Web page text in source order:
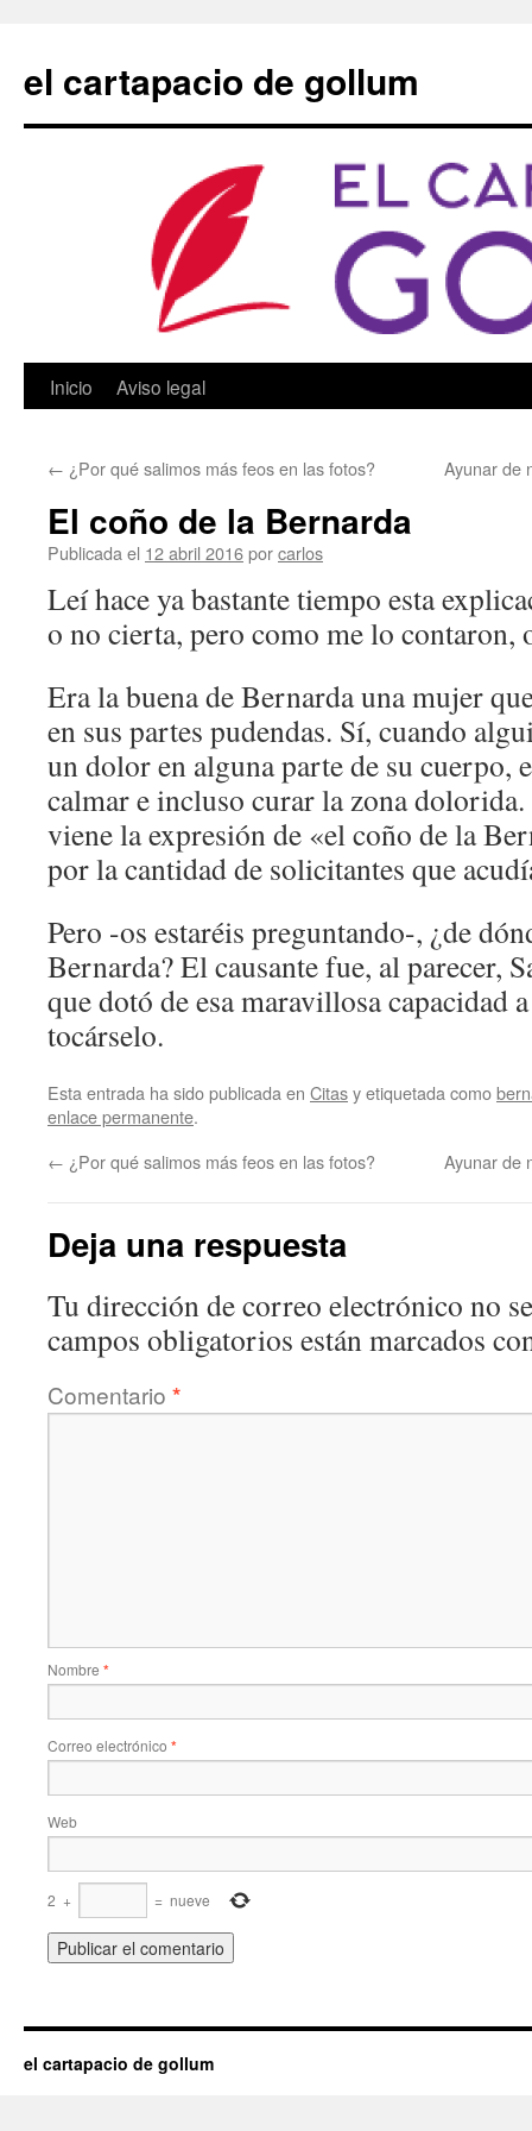
contenido
el cartapacio de gollum
Inicio Aviso legal
← ¿Por qué salimos más feos en las fotos? Ayunar de
El coño de la Bernarda
Publicada el 12 abril 2016porcarlos
Leí hace ya bastante tiempo esta
o no cierta, pero como me lo contaron,
Era la buena de Bernarda una mujer
en sus partes pudendas. Sí, cuando
un dolor en alguna parte de su cuerpo,
calmar e incluso curar la zona dolorida.
viene la expresión de «el coño de la
por la cantidad de solicitantes que
Pero -os estaréis preguntando-, ¿de
Bernarda? El causante fue, al parecer,
que dotó de esa maravillosa capacidad
tocárselo.
Esta entrada ha sido publicada en Citasy etiquetada como
enlace permanente.
← ¿Por qué salimos más feos en las fotos? Ayunar de
Deja una respuesta
Tu dirección de correo electrónico no
campos obligatorios están marcados
Comentario *
Nombre *
Correo electrónico *
Web
2 + = nueve
el cartapacio de gollum